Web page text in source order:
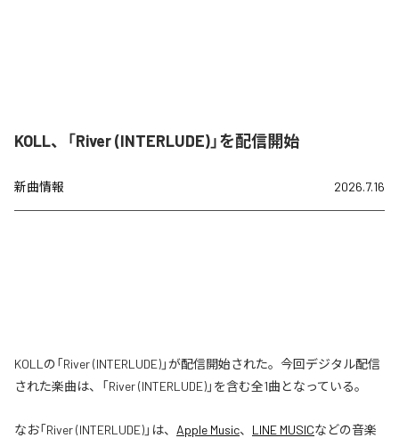
KOLL、「River (INTERLUDE)」を配信開始
新曲情報 2026.7.16
KOLLの「River (INTERLUDE)」が配信開始された。今回デジタル配信
された楽曲は、「River (INTERLUDE)」を含む全1曲となっている。
なお「River (INTERLUDE)」は、 Apple Music、 LINE MUSICなどの音楽